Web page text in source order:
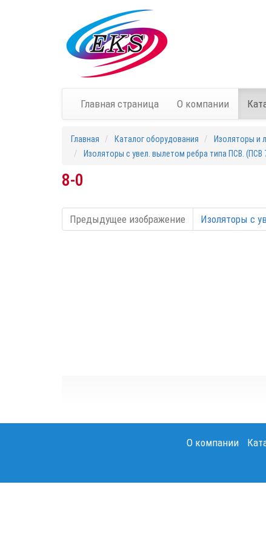
Главная страница О компании
Главная Каталог оборудования Изоляторы и
Изоляторы с увел. вылетом ребра типа ПСВ.
8-0
Предыдущее изображение Изоляторы с
О компании